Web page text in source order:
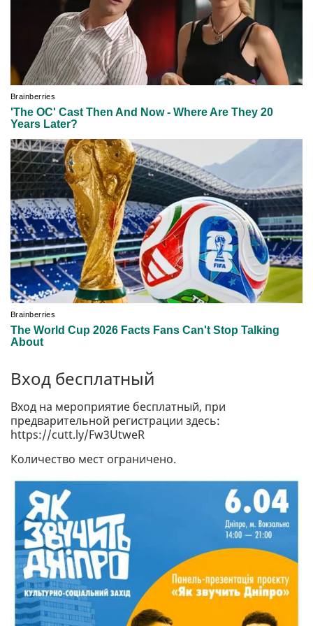
Вход бесплатный
Вход на мероприятие бесплатный, при
предварительной регистрации здесь:
https://cutt.ly/Fw3UtweR
Количество мест ограничено.